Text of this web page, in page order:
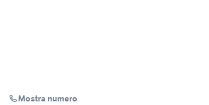
Mostra numero